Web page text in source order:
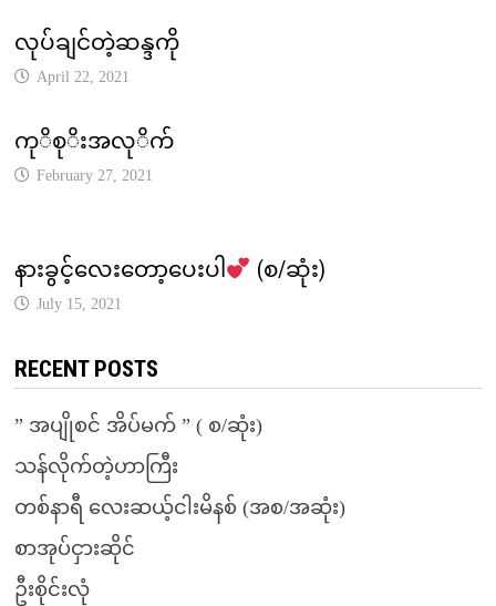
လုပ်ချင်တဲ့ဆန္ဒကို
April 22, 2021
ကုိစုိးအလုိက်
February 27, 2021
နားခွင့်လေးတော့ပေးပါ (စ/ဆုံး)
July 15, 2021
RECENT POSTS
” အပျိုစင် အိပ်မက် ” ( စ/ဆုံး)
သန်လိုက်တဲ့ဟာကြီး
တစ်နာရီ လေးဆယ့်ငါးမိနစ် (အစ/အဆုံး)
စာအုပ်ငှားဆိုင်
ဦးစိုင်းလုံ